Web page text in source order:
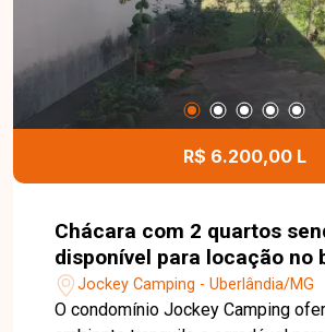
R$ 6.200,00 L
Chácara com 2 quartos
disponível para locação no
Jockey Camping em
Jockey Camping - Uberlândia/MG
O condomínio Jockey Camping